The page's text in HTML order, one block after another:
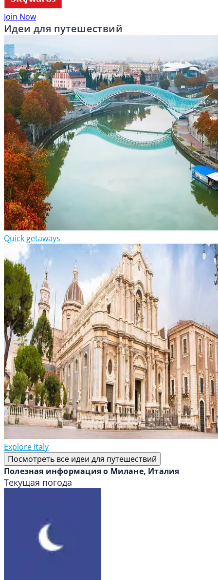
Join Now
Идеи для путешествий
Quick getaways
Explore Italy
Посмотреть все идеи для путешествий
Полезная информация о Милане, Италия
Текущая погода